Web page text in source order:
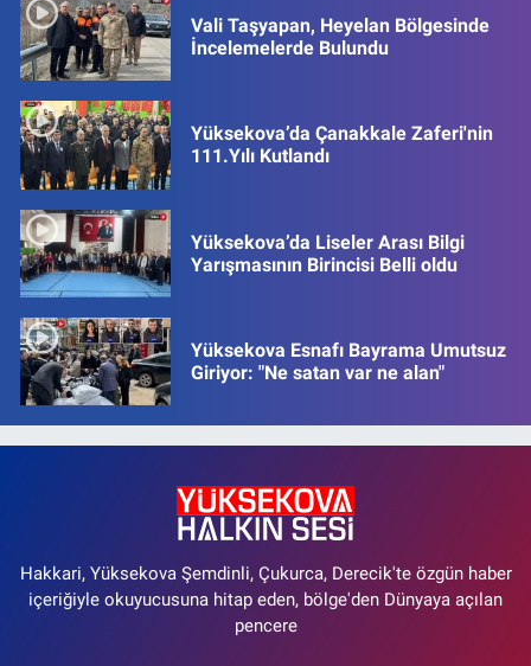
Vali Taşyapan, Heyelan Bölgesinde
İncelemelerde Bulundu
Yüksekova’da Çanakkale Zaferi'nin
111.Yılı Kutlandı
Yüksekova’da Liseler Arası Bilgi
Yarışmasının Birincisi Belli oldu
Yüksekova Esnafı Bayrama Umutsuz
Giriyor: "Ne satan var ne alan"
Hakkari, Yüksekova Şemdinli, Çukurca, Derecik'te özgün haber
içeriğiyle okuyucusuna hitap eden, bölge'den Dünyaya açılan
pencere